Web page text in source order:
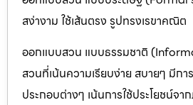
สง่างาม ใช้เส้นตรง รูปทรงเรขาคณิต
ออกแบบสวน แบบธรรมชาติ
สวนที่เน้นความเรียบง่าย สบายๆ มีก
ประกอบต่างๆ เน้นการใช้ประโยชน์จา